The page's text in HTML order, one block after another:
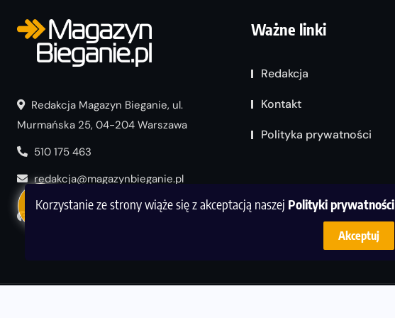
Korzystanie ze strony wiąże się z akceptacją naszej Polityki prywatności
Akceptuj
Redakcja Magazyn Bieganie, ul.
Murmańska 25, 04-204 Warszawa
510 175 463
redakcja@magazynbieganie.pl
Ważne linki
Redakcja
Kontakt
Polityka prywatności